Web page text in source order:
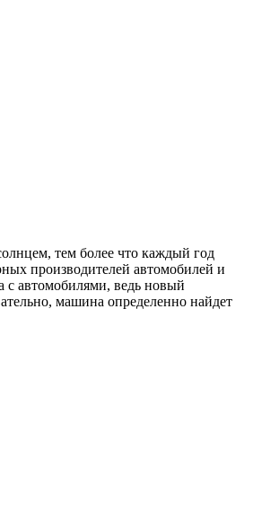
тем более что каждый год
производителей автомобилей и
с автомобилями, ведь новый
машина определенно найдет